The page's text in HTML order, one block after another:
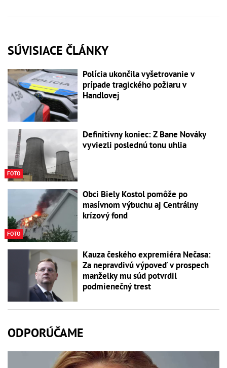
SÚVISIACE ČLÁNKY
Polícia ukončila vyšetrovanie v
prípade tragického požiaru v
Handlovej
FOTO
Definitívny koniec: Z Bane Nováky
vyviezli poslednú tonu uhlia
FOTO
Obci Biely Kostol pomôže po
masívnom výbuchu aj Centrálny
krízový fond
Kauza českého expremiéra Nečasa:
Za nepravdivú výpoveď v prospech
manželky mu súd potvrdil
podmienečný trest
ODPORÚČAME